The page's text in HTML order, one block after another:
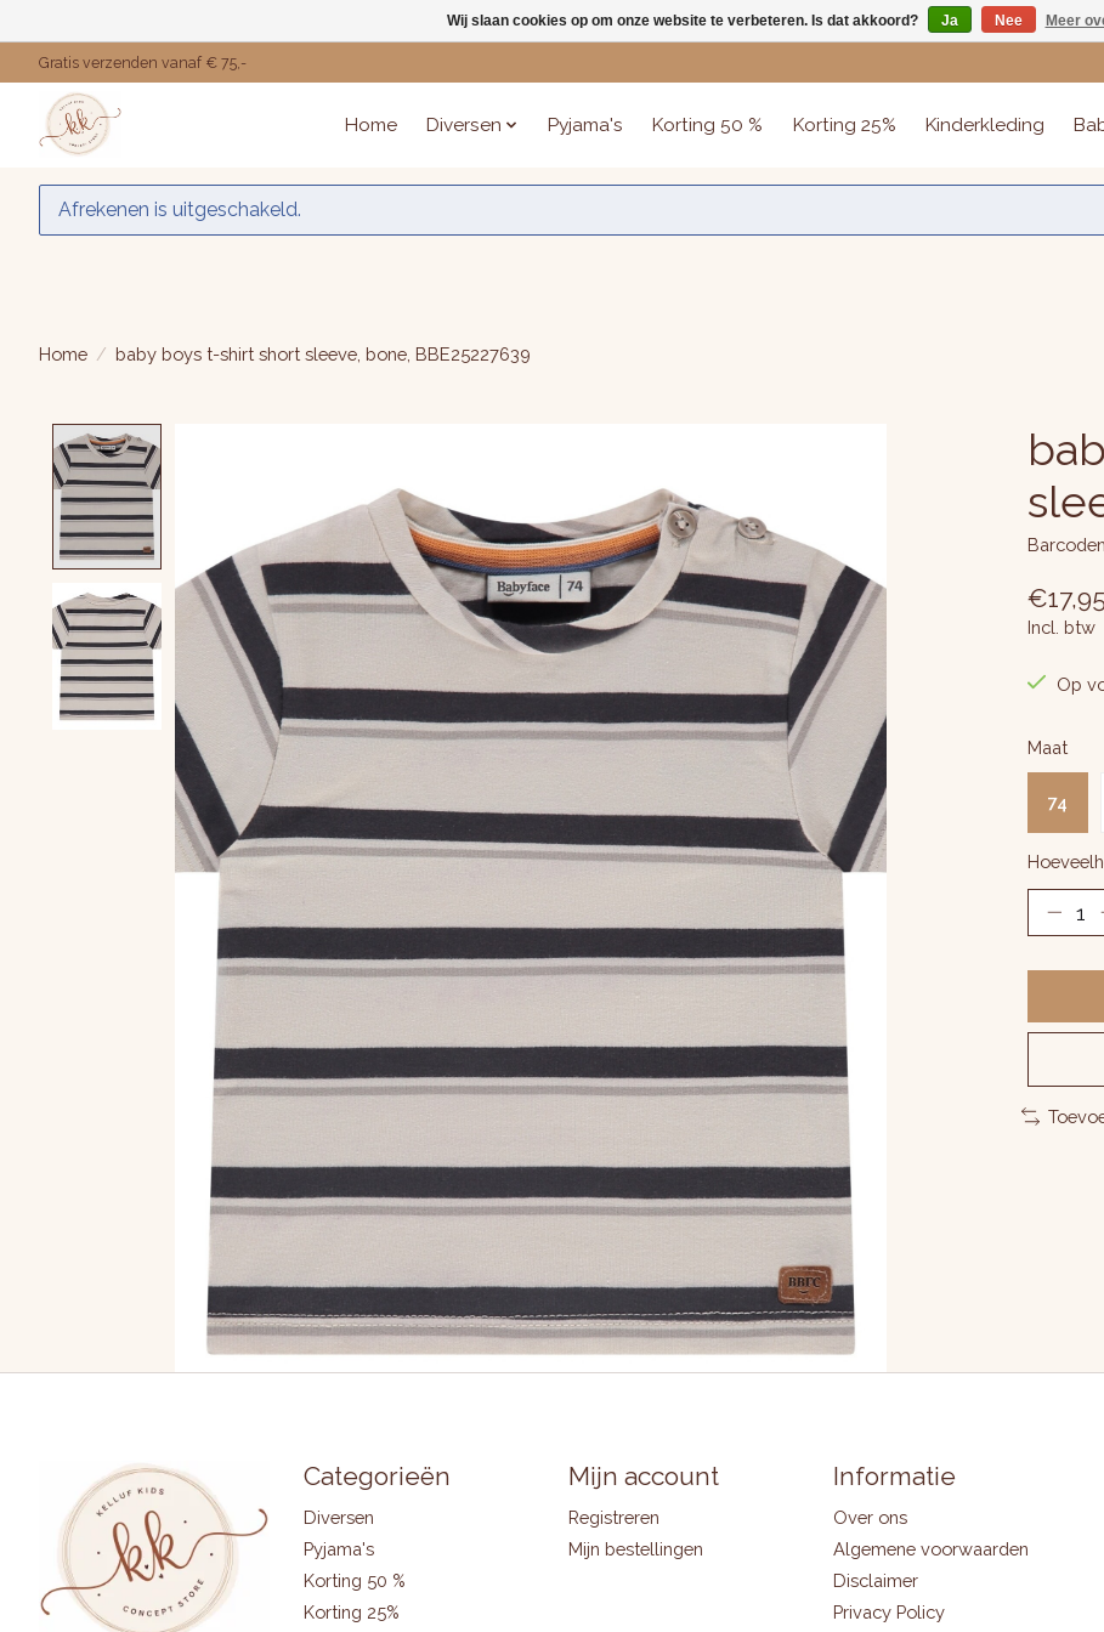
Gratis verzenden vanaf € 75,-
Home Diversen Pyjama's Korting 50 % Korting 25% Kinderkleding
Afrekenen is uitgeschakeld.
Home / baby boys t-shirt short sleeve, bone, BBE25227639
€17,95
Incl. btw
Op
Maat
74
Categorieën
Diversen
Pyjama's
Korting 50 %
Korting 25%
Mijn account
Registreren
Mijn bestellingen
Informatie
Over ons
Algemene voorwaarden
Disclaimer
Privacy Policy
Wij slaan cookies op om onze website te verbeteren. Is dat akkoord? Ja Nee Meer